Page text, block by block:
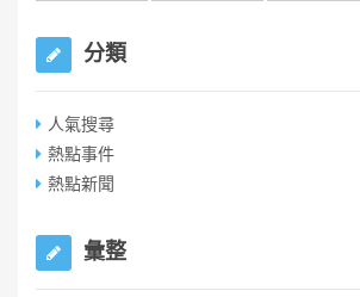
分類
人氣搜尋
熱點事件
熱點新聞
彙整